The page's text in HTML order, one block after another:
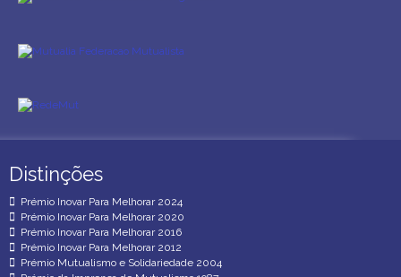
Distinções
Distinções
Prémio Inovar Para Melhorar 2024
Prémio Inovar Para Melhorar 2020
Prémio Inovar Para Melhorar 2016
Prémio Inovar Para Melhorar 2012
Prémio Mutualismo e Solidariedade 2004